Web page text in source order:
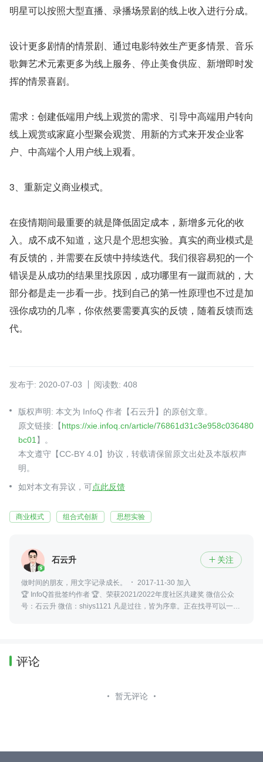
明星可以按照大型直播、录播场景剧的线上收入进行分成。
设计更多剧情的情景剧、通过电影特效生产更多情景、音乐
歌舞艺术元素更多为线上服务、停止美食供应、新增即时发
挥的情景喜剧。
需求：创建低端用户线上观赏的需求、引导中高端用户转向
线上观赏或家庭小型聚会观赏、用新的方式来开发企业客
户、中高端个人用户线上观看。
3、重新定义商业模式。
在疫情期间最重要的就是降低固定成本，新增多元化的收
入。成不成不知道，这只是个思想实验。真实的商业模式是
有反馈的，并需要在反馈中持续迭代。我们很容易犯的一个
错误是从成功的结果里找原因，成功哪里有一蹴而就的，大
部分都是走一步看一步。找到自己的第一性原理也不过是加
强你成功的几率，你依然要需要真实的反馈，随着反馈而迭
代。
发布于: 2020-07-03 阅读数: 408
版权声明: 本文为 InfoQ 作者【石云升】的原创文章。
原文链接:【https://xie.infoq.cn/article/76861d31c3e958c036480
bc01 】。
本文遵守【CC-BY 4.0】协议，转载请保留原文出处及本版权声
明。
如对本文有异议，可点此反馈
商业模式 组合式创新 思想实验
石云升  关注
做时间的朋友，用文字记录成长。
2017-11-30 加入
🏆 InfoQ首批签约作者 🏆、荣获2021/2022年度社区共建奖 微信公众
号：石云升 微信：shiys1121 凡是过往，皆为序章。正在找寻可以一起
评论
暂无评论